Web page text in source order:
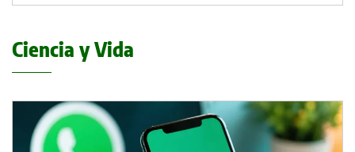
Ciencia y Vida